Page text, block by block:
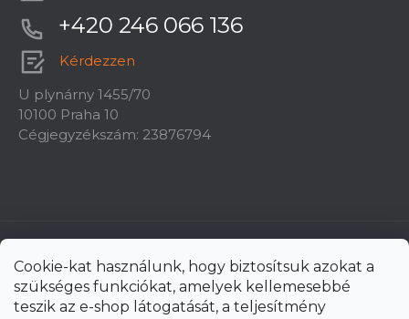
Cookie-kat használunk, hogy biztosítsuk azokat a
szükséges funkciókat, amelyek kellemesebbé
teszik az e-shop látogatását, a teljesítmény
+420 246 066 136
Kérdezzen
U plynárny 1455/70
10100 Praha 10
Cégjegyzékszám: 23876794